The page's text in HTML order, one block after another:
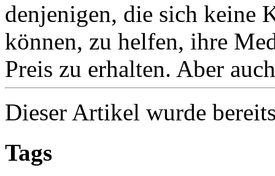
denjenigen, die sich keine
können, zu helfen, ihre
Preis zu erhalten. Aber
Dieser Artikel wurde
Tags